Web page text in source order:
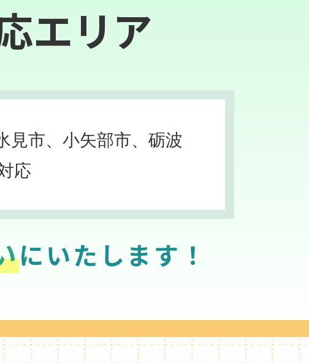
エリア
見市、小矢部市、砺波
応
にいたします！